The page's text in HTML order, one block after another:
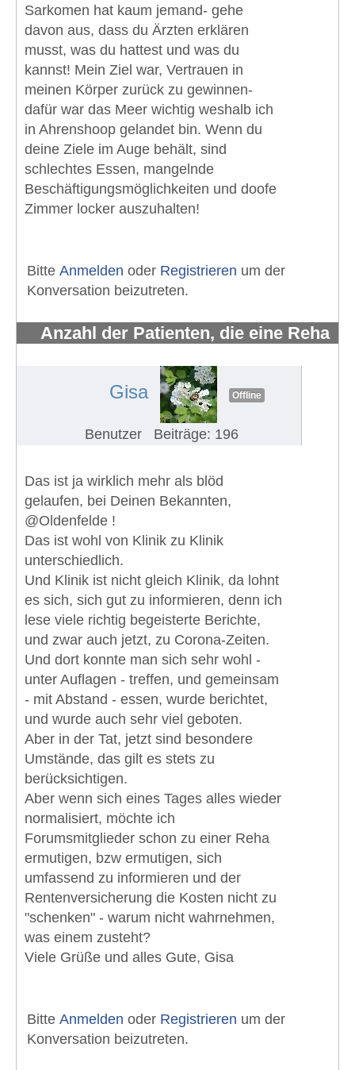
Sarkomen hat kaum jemand- gehe
davon aus, dass du Ärzten erklären
musst, was du hattest und was du
kannst! Mein Ziel war, Vertrauen in
meinen Körper zurück zu gewinnen-
dafür war das Meer wichtig weshalb ich
in Ahrenshoop gelandet bin. Wenn du
deine Ziele im Auge behält, sind
schlechtes Essen, mangelnde
Beschäftigungsmöglichkeiten und doofe
Zimmer locker auszuhalten!
Bitte Anmelden oder Registrieren um der
Konversation beizutreten.
Anzahl der Patienten, die eine Reha
Gisa Offline
Benutzer Beiträge: 196
Das ist ja wirklich mehr als blöd
gelaufen, bei Deinen Bekannten,
@Oldenfelde !
Das ist wohl von Klinik zu Klinik
unterschiedlich.
Und Klinik ist nicht gleich Klinik, da lohnt
es sich, sich gut zu informieren, denn ich
lese viele richtig begeisterte Berichte,
und zwar auch jetzt, zu Corona-Zeiten.
Und dort konnte man sich sehr wohl -
unter Auflagen - treffen, und gemeinsam
- mit Abstand - essen, wurde berichtet,
und wurde auch sehr viel geboten.
Aber in der Tat, jetzt sind besondere
Umstände, das gilt es stets zu
berücksichtigen.
Aber wenn sich eines Tages alles wieder
normalisiert, möchte ich
Forumsmitglieder schon zu einer Reha
ermutigen, bzw ermutigen, sich
umfassend zu informieren und der
Rentenversicherung die Kosten nicht zu
"schenken" - warum nicht wahrnehmen,
was einem zusteht?
Viele Grüße und alles Gute, Gisa
Bitte Anmelden oder Registrieren um der
Konversation beizutreten.